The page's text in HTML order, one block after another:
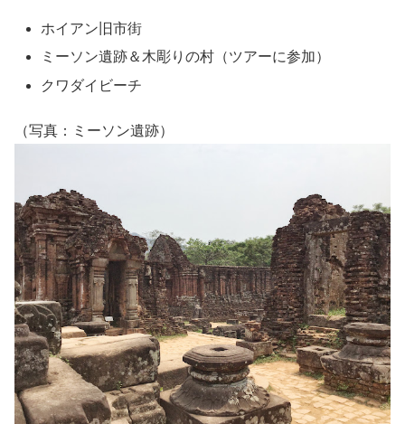
ホイアン旧市街
ミーソン遺跡＆木彫りの村（ツアーに参加）
クワダイビーチ
（写真：ミーソン遺跡）